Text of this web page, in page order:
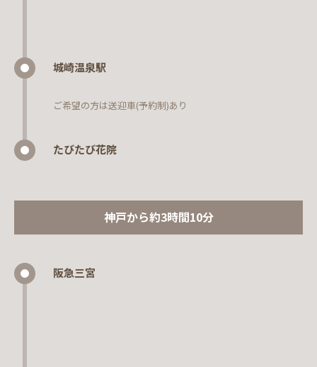
城崎温泉駅
ご希望の方は送迎車(予約制)あり
たびたび花院
神戸から約3時間10分
阪急三宮